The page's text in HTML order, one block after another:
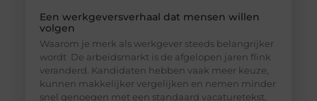
Een werkgeversverhaal dat mensen willen
volgen
Waarom je merk als werkgever steeds belangrijker
wordt De arbeidsmarkt is de afgelopen jaren flink
veranderd. Kandidaten hebben vaak meer keuze,
kunnen makkelijker vergelijken en nemen minder
snel genoegen met een standaard vacaturetekst.